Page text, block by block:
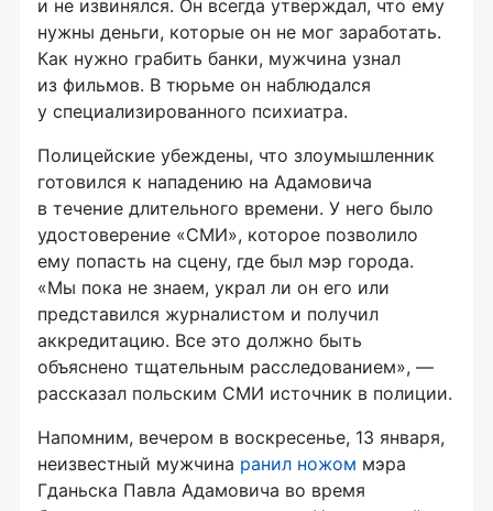
и не извинялся. Он всегда утверждал, что ему
нужны деньги, которые он не мог заработать.
Как нужно грабить банки, мужчина узнал
из фильмов. В тюрьме он наблюдался
у специализированного психиатра.
Полицейские убеждены, что злоумышленник
готовился к нападению на Адамовича
в течение длительного времени. У него было
удостоверение «СМИ», которое позволило
ему попасть на сцену, где был мэр города.
«Мы пока не знаем, украл ли он его или
представился журналистом и получил
аккредитацию. Все это должно быть
объяснено тщательным расследованием», —
рассказал польским СМИ источник в полиции.
Напомним, вечером в воскресенье, 13 января,
неизвестный мужчина ранил ножом мэра
Гданьска Павла Адамовича во время